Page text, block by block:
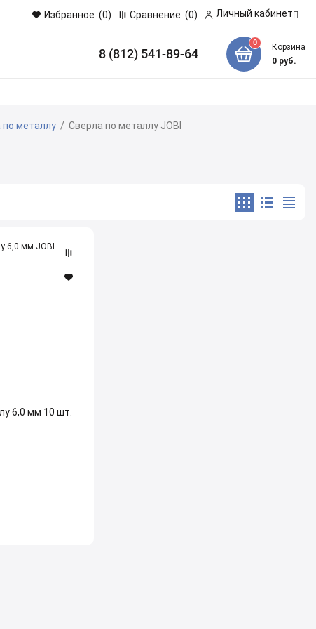
Избранное (0) Сравнение (0) Личный кабинет
8 (812) 541-89-64
0
Корзина
0руб.
по металлу / Сверла по металлу JOBI
6,0 мм 10 шт.